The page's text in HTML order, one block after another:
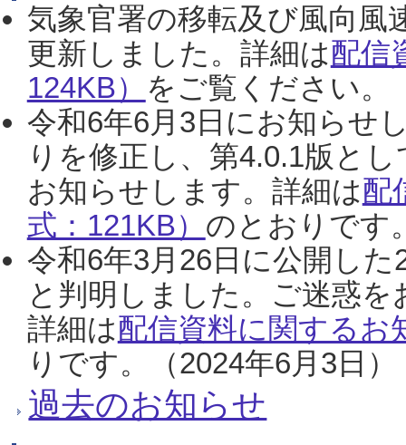
気象官署の移転及び風向風
更新しました。詳細は配信
124KB） をご覧ください。
令和6年6月3日にお知らせ
りを修正し、第4.0.1版と
お知らせします。詳細は配
式：121KB） のとおりです
令和6年3月26日に公開し
と判明しました。ご迷惑
詳細は配信資料に関するお
りです。（2024年6月3日）
過去のお知らせ